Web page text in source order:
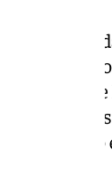
mil
no